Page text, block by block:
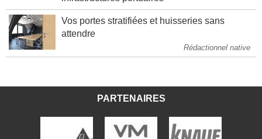
Vos portes stratifiées et huisseries sans
Rédactionnel native